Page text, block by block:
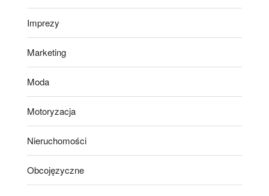
Imprezy
Marketing
Moda
Motoryzacja
Nieruchomości
Obcojęzyczne